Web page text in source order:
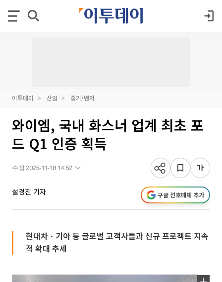
이투데이 산업 중기/벤처
와이엠, 국내 화스너 업계 최초 포
드 Q1 인증 획득
수정 2025-11-18 14:52
설경진 기자 구글 선호매체 추가
현대차ㆍ기아 등 글로벌 고객사들과 신규 프로젝트 지속
적 확대 추세